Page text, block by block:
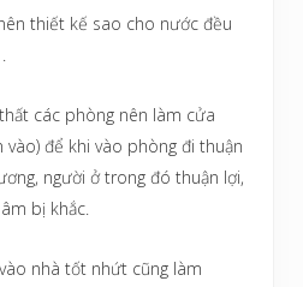
kế sao cho nước đều
phòng nên làm cửa
để khi vào phòng đi thuận
người ở trong đó thuận lợi,
bị khắc.
tốt nhứt cũng làm